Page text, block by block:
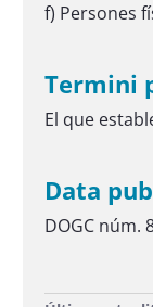
f) Persones
Termini
El que
Data
DOGC núm.